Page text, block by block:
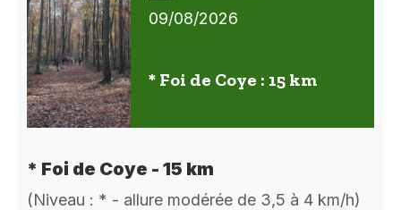
09/08/2026
* Foi de Coye : 15 km
* Foi de Coye - 15 km
(Niveau : * - allure modérée de 3,5 à 4 km/h)